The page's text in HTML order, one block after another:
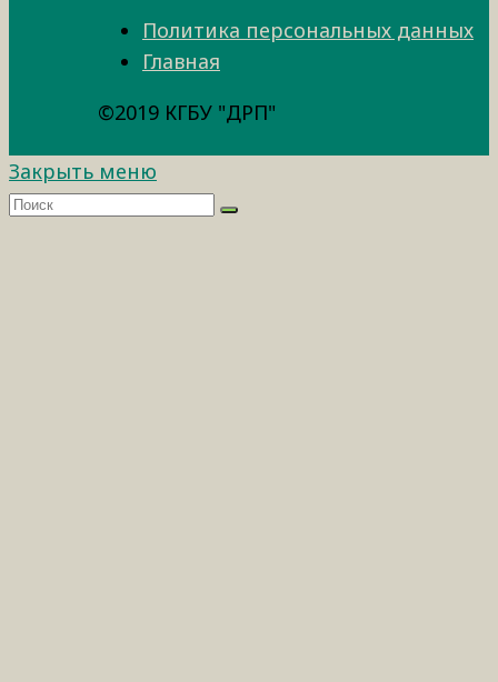
Политика персональных данных
Главная
©2019 КГБУ "ДРП"
Закрыть меню